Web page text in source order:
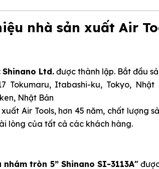
nhà sản xuất Air
Shinano Ltd. được thành lập. Bắt đầu
Tokumaru, Itabashi-ku, Tokyo,
Nhật Bản
Air Tools, hơn 45 năm, chất lượng
lòng của tất cả các khách hàng.
nhám tròn 5” Shinano SI-3113A"